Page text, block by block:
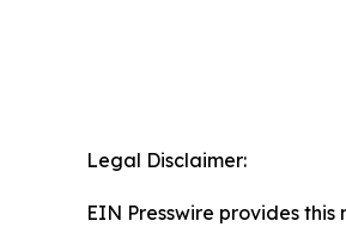
Legal Disclaimer:
EIN Presswire provides